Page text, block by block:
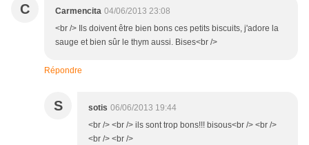
C Carmencita 04/06/2013 23:08
<br /> Ils doivent être bien bons ces petits biscuits, j'adore la
sauge et bien sûr le thym aussi. Bises<br />
Répondre
S sotis 06/06/2013 19:44
<br /> <br /> ils sont trop bons!!! bisous<br /> <br />
<br /> <br />